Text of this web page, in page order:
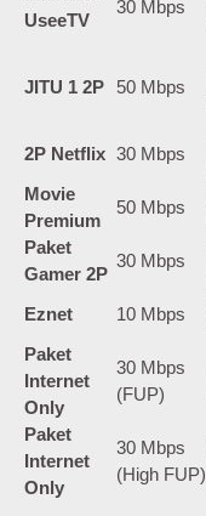
UseeTV
30 Mbps
JITU 1 2P 50 Mbps
2P Netflix 30 Mbps
Movie
Premium
50 Mbps
Paket
Gamer 2P
30 Mbps
Eznet
10 Mbps
Paket
Internet
Only
30 Mbps
(FUP)
Paket
Internet
Only
30 Mbps
(High FUP)